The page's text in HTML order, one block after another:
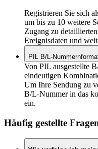
Registrieren Sie sich
um bis zu 10 weitere
Zugang zu
Ereignisdaten und
PIL B/L-
Von PIL ausgestellte
eindeutigen
Um Ihre Sendung zu
B/L-Nummer in das
ein.
Häufig gestellte